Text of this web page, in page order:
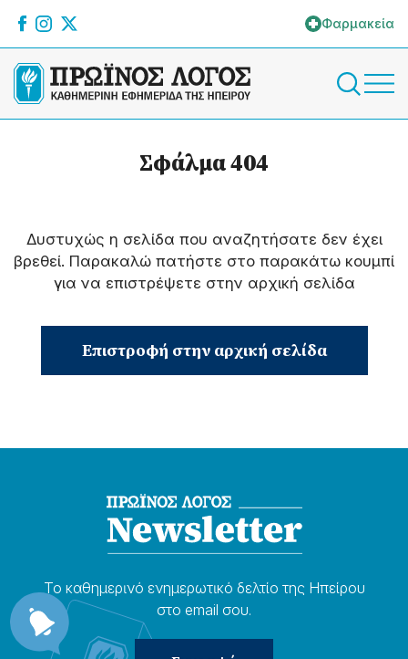
Φαρμακεία
Σφάλμα 404
Δυστυχώς η σελίδα που αναζητήσατε δεν έχει
βρεθεί. Παρακαλώ πατήστε στο παρακάτω κουμπί
για να επιστρέψετε στην αρχική σελίδα
Επιστροφή στην αρχική σελίδα
Το καθημερɩνό ενημερωτɩκό δελτίο της Ηπείρου
στο email σου.